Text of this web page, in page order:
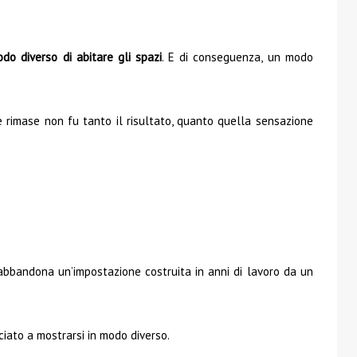
diverso di abitare gli spazi. E di conseguenza, un modo
rimase non fu tanto il risultato, quanto quella sensazione
un’impostazione costruita in anni di lavoro da un
a mostrarsi in modo diverso.